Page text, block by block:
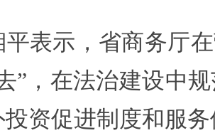
示，省商务厅在
”，在法治建设中
资促进制度和服